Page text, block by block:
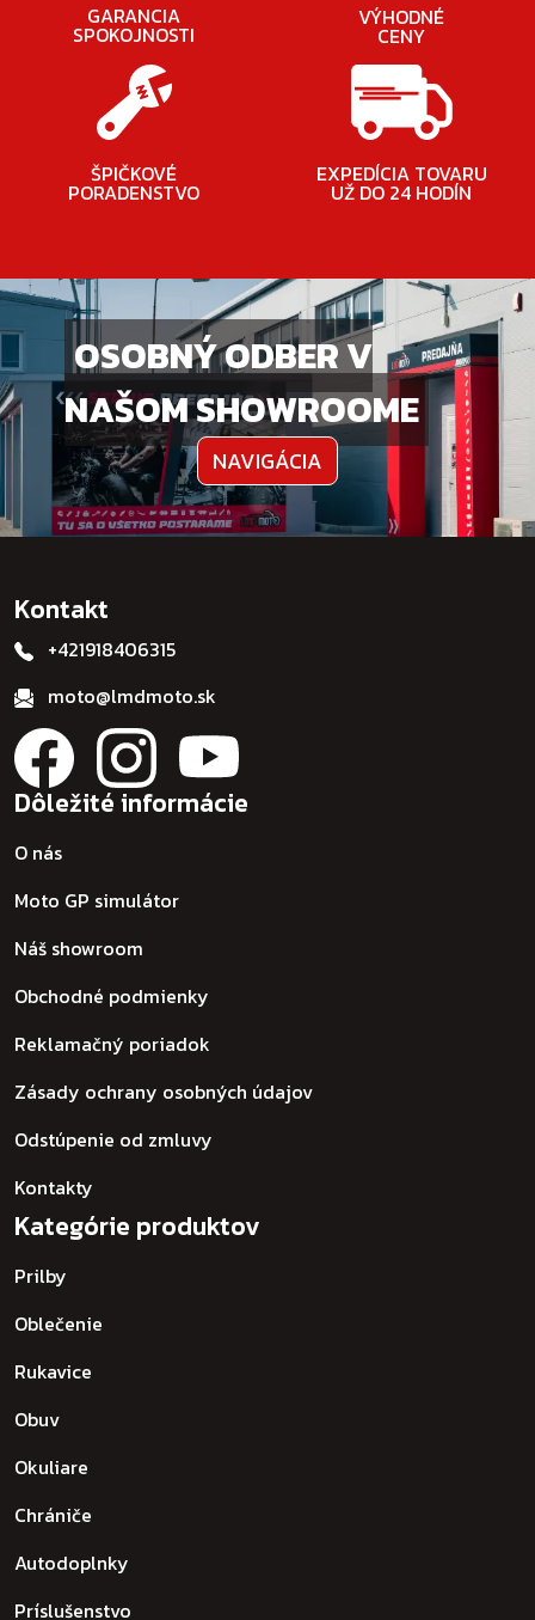
GARANCIA
SPOKOJNOSTI
VÝHODNÉ
CENY
ŠPIČKOVÉ
PORADENSTVO
EXPEDÍCIA TOVARU
UŽ DO 24 HODÍN
OSOBNÝ ODBER V
NAŠOM SHOWROOME
NAVIGÁCIA
Kontakt
+421918406315
moto@lmdmoto.sk
Dôležité informácie
O nás
Moto GP simulátor
Náš showroom
Obchodné podmienky
Reklamačný poriadok
Zásady ochrany osobných údajov
Odstúpenie od zmluvy
Kontakty
Kategórie produktov
Prilby
Oblečenie
Rukavice
Obuv
Okuliare
Chrániče
Autodoplnky
Príslušenstvo